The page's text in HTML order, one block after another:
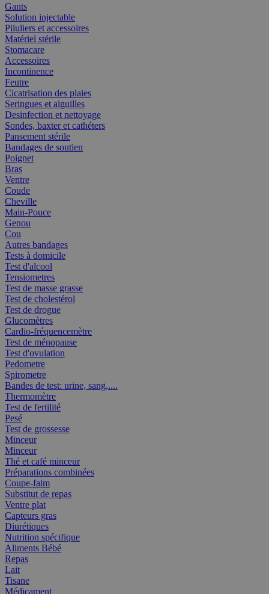
Gants
Solution injectable
Piluliers et accessoires
Matériel stérile
Stomacare
Accessoires
Incontinence
Feutre
Cicatrisation des plaies
Seringues et aiguilles
Desinfection et nettoyage
Sondes, baxter et cathéters
Pansement stérile
Bandages de soutien
Poignet
Bras
Ventre
Coude
Cheville
Main-Pouce
Genou
Cou
Autres bandages
Tests à domicile
Test d'alcool
Tensiometres
Test de masse grasse
Test de cholestérol
Test de drogue
Glucomètres
Cardio-fréquencemètre
Test de ménopause
Test d'ovulation
Pedometre
Spirometre
Bandes de test: urine, sang,....
Thermomètre
Test de fertilité
Pesé
Test de grossesse
Minceur
Minceur
Thé et café minceur
Préparations combinées
Coupe-faim
Substitut de repas
Ventre plat
Capteurs gras
Diurétiques
Nutrition spécifique
Aliments Bébé
Repas
Lait
Tisane
Médicament